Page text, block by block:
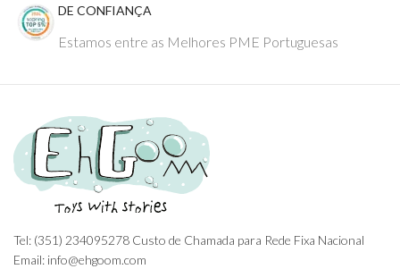
DE CONFIANÇA
Estamos entre as Melhores PME Portuguesas
Tel: (351) 234095278 Custo de Chamada para Rede Fixa Nacional
Email: info@ehgoom.com